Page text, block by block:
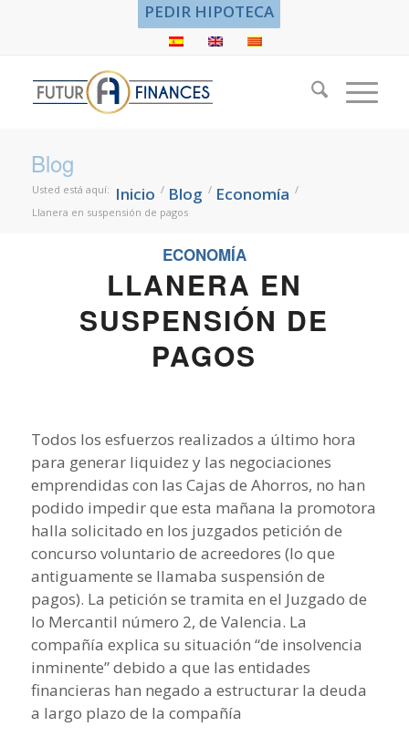
PEDIR HIPOTECA
Blog
Usted está aquí: Inicio / Blog / Economía /
Llanera en suspensión de pagos
ECONOMÍA
LLANERA EN
SUSPENSIÓN DE
PAGOS
Todos los esfuerzos realizados a último hora
para generar liquidez y las negociaciones
emprendidas con las Cajas de Ahorros, no han
podido impedir que esta mañana la promotora
halla solicitado en los juzgados petición de
concurso voluntario de acreedores (lo que
antiguamente se llamaba suspensión de
pagos). La petición se tramita en el Juzgado de
lo Mercantil número 2, de Valencia. La
compañía explica su situación “de insolvencia
inminente” debido a que las entidades
financieras han negado a estructurar la deuda
a largo plazo de la compañía